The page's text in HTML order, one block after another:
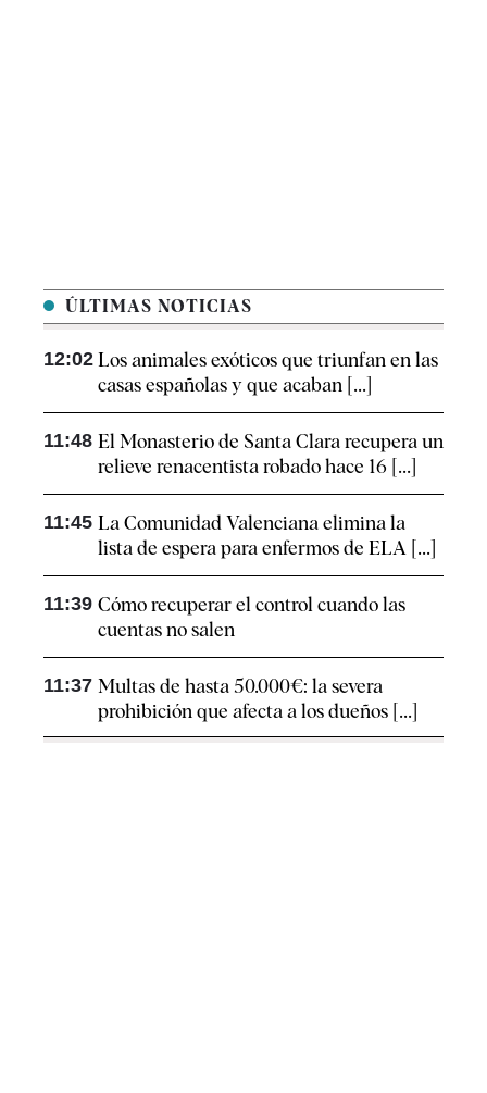
ÚLTIMAS NOTICIAS
12:02 Los animales exóticos que triunfan en las
casas españolas y que acaban [...]
11:48 El Monasterio de Santa Clara recupera un
relieve renacentista robado hace 16 [...]
11:45 La Comunidad Valenciana elimina la
lista de espera para enfermos de ELA [...]
11:39 Cómo recuperar el control cuando las
cuentas no salen
11:37 Multas de hasta 50.000€: la severa
prohibición que afecta a los dueños [...]